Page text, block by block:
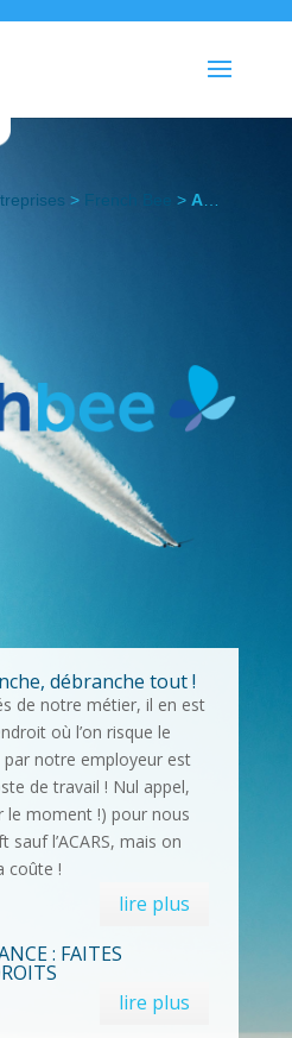
> French Bee > Actualités
débranche tout !
de notre métier, il en est
où l’on risque le
par notre employeur est
de travail ! Nul appel,
le moment !) pour nous
l’ACARS, mais on
coûte !
lire plus
: FAITES
lire plus